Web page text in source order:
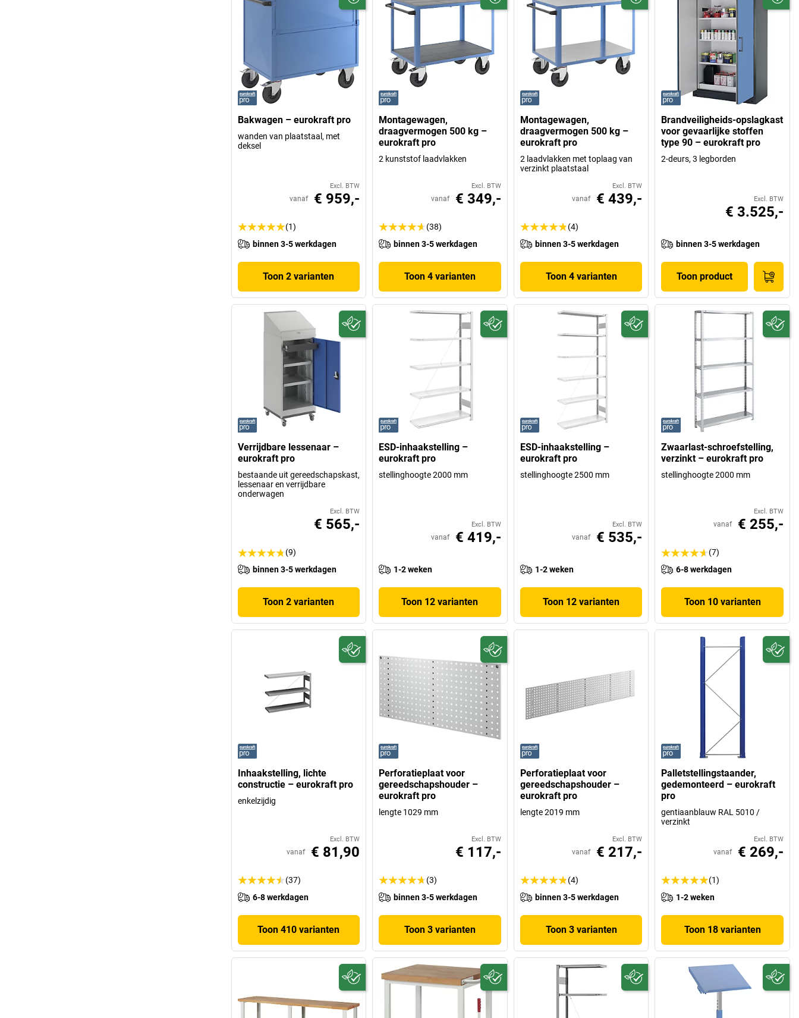
Bakwagen – eurokraft pro
wanden van plaatstaal, met
deksel
Excl. BTW
vanaf € 959,-
(1)
binnen 3-5 werkdagen
Toon 2 varianten
Montagewagen,
draagvermogen 500 kg –
eurokraft pro
2 kunststof laadvlakken
Excl. BTW
vanaf € 349,-
(38)
binnen 3-5 werkdagen
Toon 4 varianten
Montagewagen,
draagvermogen 500 kg –
eurokraft pro
2 laadvlakken met toplaag van
verzinkt plaatstaal
Excl. BTW
vanaf € 439,-
(4)
binnen 3-5 werkdagen
Toon 4 varianten
Brandveiligheids-opslagkast
voor gevaarlijke stoffen
type 90 – eurokraft pro
2-deurs, 3 legborden
Excl. BTW
€ 3.525,-
binnen 3-5 werkdagen
Toon product
Verrijdbare lessenaar –
eurokraft pro
bestaande uit gereedschapskast,
lessenaar en verrijdbare
onderwagen
Excl. BTW
€ 565,-
(9)
binnen 3-5 werkdagen
Toon 2 varianten
ESD-inhaakstelling –
eurokraft pro
stellinghoogte 2000 mm
Excl. BTW
vanaf € 419,-
1-2 weken
Toon 12 varianten
ESD-inhaakstelling –
eurokraft pro
stellinghoogte 2500 mm
Excl. BTW
vanaf € 535,-
1-2 weken
Toon 12 varianten
Zwaarlast-schroefstelling,
verzinkt – eurokraft pro
stellinghoogte 2000 mm
Excl. BTW
vanaf € 255,-
(7)
6-8 werkdagen
Toon 10 varianten
Inhaakstelling, lichte
constructie – eurokraft pro
enkelzijdig
Excl. BTW
vanaf € 81,90
(37)
6-8 werkdagen
Toon 410 varianten
Perforatieplaat voor
gereedschapshouder –
eurokraft pro
lengte 1029 mm
Excl. BTW
€ 117,-
(3)
binnen 3-5 werkdagen
Toon 3 varianten
Perforatieplaat voor
gereedschapshouder –
eurokraft pro
lengte 2019 mm
Excl. BTW
vanaf € 217,-
(4)
binnen 3-5 werkdagen
Toon 3 varianten
Palletstellingstaander,
gedemonteerd – eurokraft
pro
gentiaanblauw RAL 5010 /
verzinkt
Excl. BTW
vanaf € 269,-
(1)
1-2 weken
Toon 18 varianten